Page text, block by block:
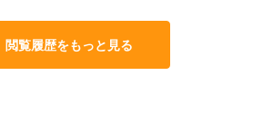
閲覧履歴をもっと見る